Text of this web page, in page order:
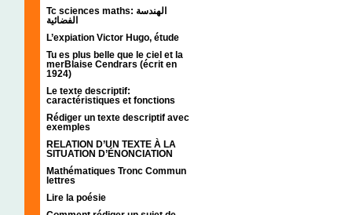
Tc sciences maths: الهندسة
الفضائية
L’expiation Victor Hugo, étude
Tu es plus belle que le ciel et la
merBlaise Cendrars (écrit en
1924)
Le texte descriptif:
caractéristiques et fonctions
Rédiger un texte descriptif avec
exemples
RELATION D’UN TEXTE À LA
SITUATION D’ÉNONCIATION
Mathématiques Tronc Commun
lettres
Lire la poésie